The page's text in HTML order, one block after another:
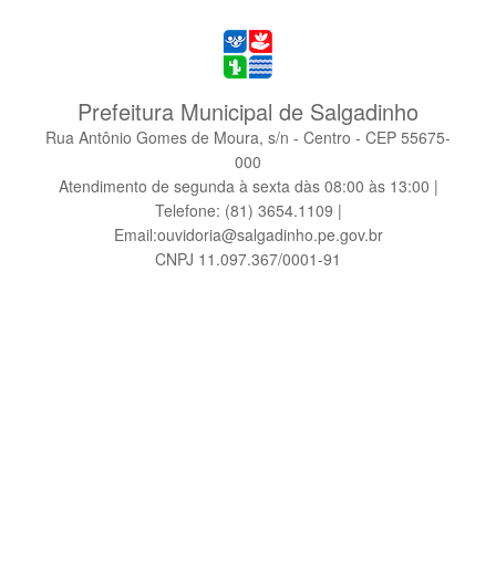
Prefeitura Municipal de Salgadinho
Rua Antônio Gomes de Moura, s/n - Centro - CEP 55675-
000
Atendimento de segunda à sexta dàs 08:00 às 13:00 |
Telefone: (81) 3654.1109 |
Email:ouvidoria@salgadinho.pe.gov.br
CNPJ 11.097.367/0001-91